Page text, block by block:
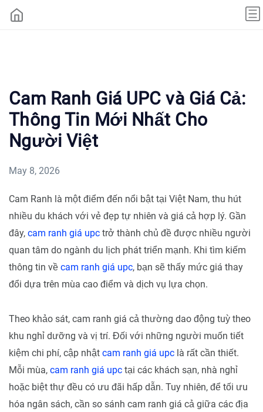
Cam Ranh Giá UPC và Giá Cả:
Thông Tin Mới Nhất Cho
Người Việt
May 8, 2026
Cam Ranh là một điểm đến nổi bật tại Việt Nam, thu hút
nhiều du khách với vẻ đẹp tự nhiên và giá cả hợp lý. Gần
đây, cam ranh giá upc trở thành chủ đề được nhiều người
quan tâm do ngành du lịch phát triển mạnh. Khi tìm kiếm
thông tin về cam ranh giá upc, bạn sẽ thấy mức giá thay
đổi dựa trên mùa cao điểm và dịch vụ lựa chọn.
Theo khảo sát, cam ranh giá cả thường dao động tuỳ theo
khu nghỉ dưỡng và vị trí. Đối với những người muốn tiết
kiệm chi phí, cập nhật cam ranh giá upc là rất cần thiết.
Mỗi mùa, cam ranh giá upc tại các khách sạn, nhà nghỉ
hoặc biệt thự đều có ưu đãi hấp dẫn. Tuy nhiên, để tối ưu
hóa ngân sách, cần so sánh cam ranh giá cả giữa các địa